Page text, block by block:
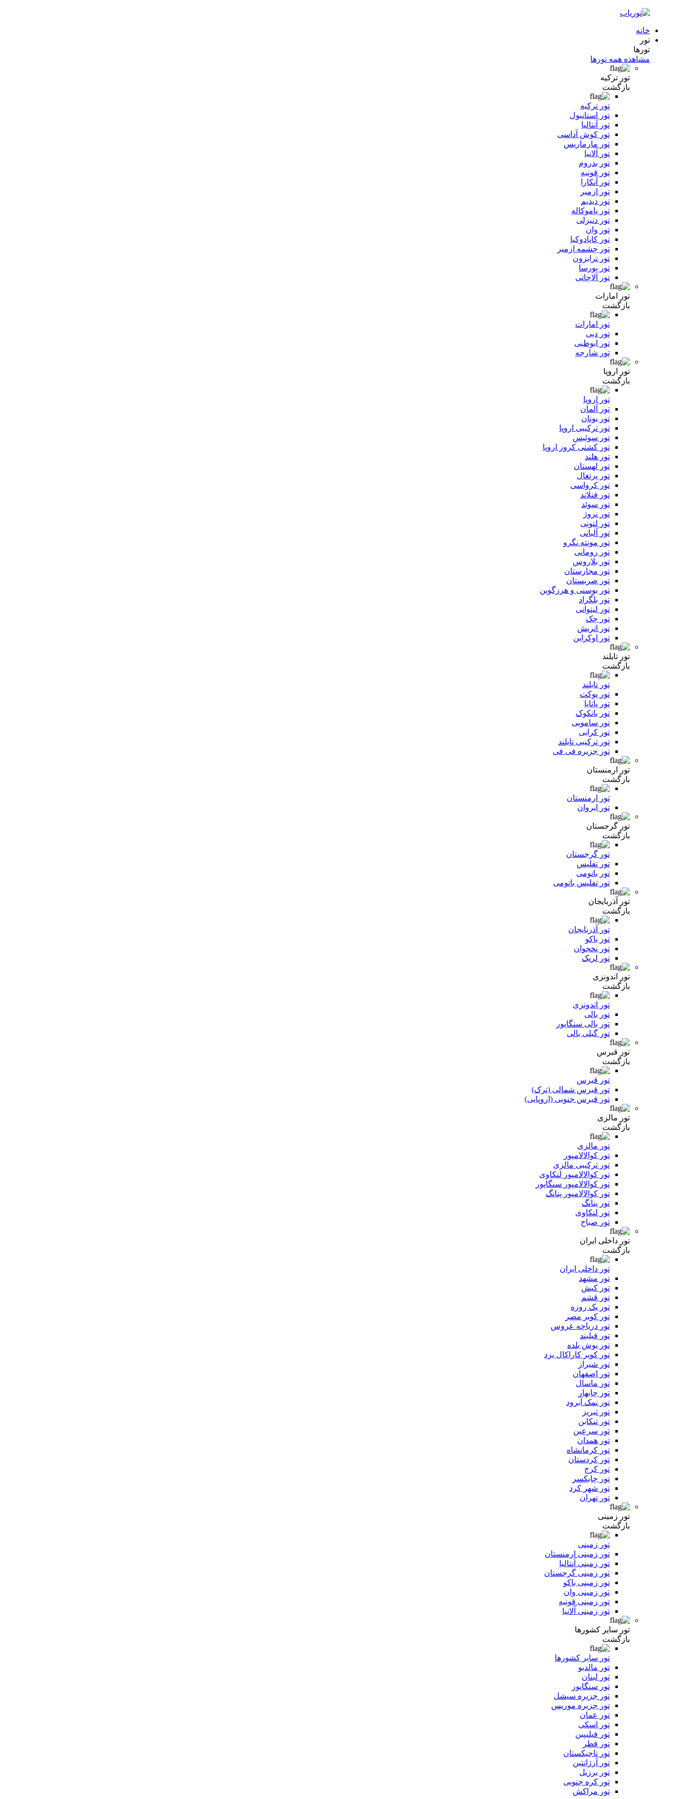
خانه
تور
تورها
مشاهده همه تورها
تور ترکیه
بازگشت
تور ترکیه
تور استانبول
تور آنتالیا
تور کوش آداسی
تور مارماریس
تور آلانیا
تور بدروم
تور قونیه
تور آنکارا
تور ازمیر
تور دیدیم
تور پاموکاله
تور دنیزلی
تور وان
تور کاپادوکیا
تور چشمه ازمیر
تور ترابزون
تور بورسا
تور آلاچاتی
تور امارات
بازگشت
تور امارات
تور دبی
تور ابوظبی
تور شارجه
تور اروپا
بازگشت
تور اروپا
تور آلمان
تور یونان
تور ترکیبی اروپا
تور سوئیس
تور کشتی کروز اروپا
تور هلند
تور لهستان
تور پرتغال
تور کرواسی
تور فنلاند
تور سوئد
تور نروژ
تور لتونی
تور آلبانی
تور مونته نگرو
تور رومانی
تور بلاروس
تور مجارستان
تور صربستان
تور بوسنی و هرزگوین
تور بلگراد
تور لیتوانی
تور چک
تور اتریش
تور اوکراین
تور تایلند
بازگشت
تور تایلند
تور پوکت
تور پاتایا
تور بانکوک
تور سامویی
تور کرابی
تور ترکیبی تایلند
تور جزیره فی فی
تور ارمنستان
بازگشت
تور ارمنستان
تور ایروان
تور گرجستان
بازگشت
تور گرجستان
تور تفلیس
تور باتومی
تور تفلیس باتومی
تور آذربایجان
بازگشت
تور آذربایجان
تور باکو
تور نخجوان
تور لریک
تور اندونزی
بازگشت
تور اندونزی
تور بالی
تور بالی سنگاپور
تور گیلی بالی
تور قبرس
بازگشت
تور قبرس
تور قبرس شمالی (ترک)
تور قبرس جنوبی (اروپایی)
تور مالزی
بازگشت
تور مالزی
تور کوالالامپور
تور ترکیبی مالزی
تور کوالالامپور لنکاوی
تور کوالالامپور سنگاپور
تور کوالالامپور پنانگ
تور پنانگ
تور لنکاوی
تور صباح
تور داخلی ایران
بازگشت
تور داخلی ایران
تور مشهد
تور کیش
تور قشم
تور یک روزه
تور کویر مصر
تور دریاچه عروس
تور فیلبند
تور یوش بلده
تور کویر کاراکال یزد
تور شیراز
تور اصفهان
تور ماسال
تور چابهار
تور نمک آبرود
تور تبریز
تور تنکابن
تور سرعین
تور همدان
تور کرمانشاه
تور کردستان
تور کرج
تور چابکسر
تور شهر کرد
تور تهران
تور زمینی
بازگشت
تور زمینی
تور زمینی ارمنستان
تور زمینی آنتالیا
تور زمینی گرجستان
تور زمینی باکو
تور زمینی وان
تور زمینی قونیه
تور زمینی آلانیا
تور سایر کشورها
بازگشت
تور سایر کشورها
تور مالدیو
تور لبنان
تور سنگاپور
تور جزیره سیشل
تور جزیره موریس
تور عمان
تور اسکی
تور فیلیپین
تور قطر
تور تاجیکستان
تور آرژانتین
تور برزیل
تور کره جنوبی
تور مراکش